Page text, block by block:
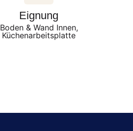
Eignung
Boden & Wand Innen,
Küchenarbeitsplatte